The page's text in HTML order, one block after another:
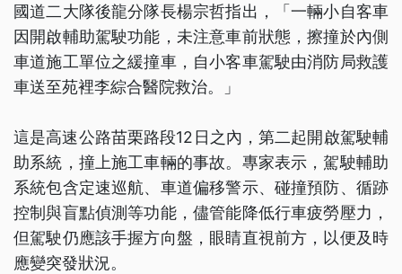
國道二大隊後龍分隊長楊宗哲指出，「一輛小自客車
因開啟輔助駕駛功能，未注意車前狀態，擦撞於內側
車道施工單位之緩撞車，自小客車駕駛由消防局救護
車送至苑裡李綜合醫院救治。」
這是高速公路苗栗路段12日之內，第二起開啟駕駛輔
助系統，撞上施工車輛的事故。專家表示，駕駛輔助
系統包含定速巡航、車道偏移警示、碰撞預防、循跡
控制與盲點偵測等功能，儘管能降低行車疲勞壓力，
但駕駛仍應該手握方向盤，眼睛直視前方，以便及時
應變突發狀況。